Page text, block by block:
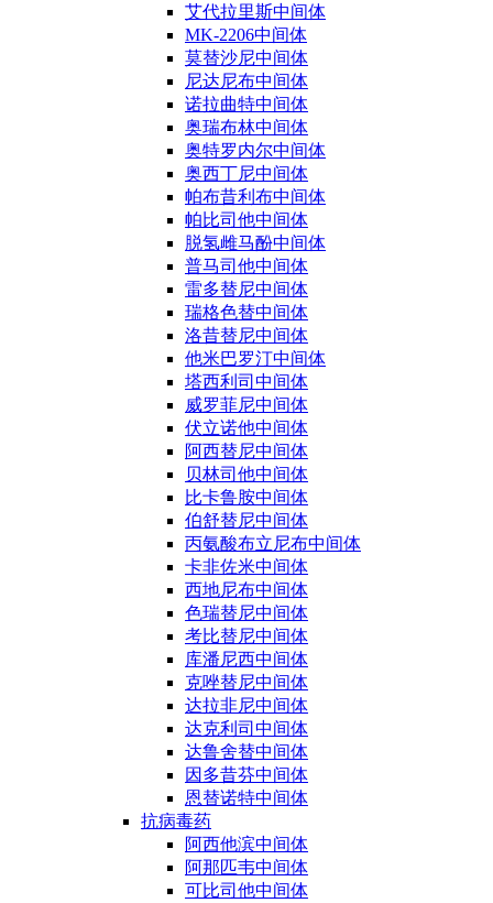
艾代拉里斯中间体
MK-2206中间体
莫替沙尼中间体
尼达尼布中间体
诺拉曲特中间体
奥瑞布林中间体
奥特罗内尔中间体
奥西丁尼中间体
帕布昔利布中间体
帕比司他中间体
脱氢雌马酚中间体
普马司他中间体
雷多替尼中间体
瑞格色替中间体
洛昔替尼中间体
他米巴罗汀中间体
塔西利司中间体
威罗菲尼中间体
伏立诺他中间体
阿西替尼中间体
贝林司他中间体
比卡鲁胺中间体
伯舒替尼中间体
丙氨酸布立尼布中间体
卡非佐米中间体
西地尼布中间体
色瑞替尼中间体
考比替尼中间体
库潘尼西中间体
克唑替尼中间体
达拉非尼中间体
达克利司中间体
达鲁舍替中间体
因多昔芬中间体
恩替诺特中间体
抗病毒药
阿西他滨中间体
阿那匹韦中间体
可比司他中间体